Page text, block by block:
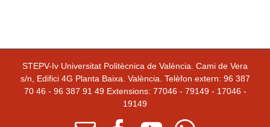
STEPV-Iv Universitat Politècnica de València. Cami de Vera
s/n, Edifici 4G Planta Baixa. València. Telèfon extern: 96 387
70 46 - 96 387 91 49 Extensions: 77046 - 79149 - 17046 -
19149